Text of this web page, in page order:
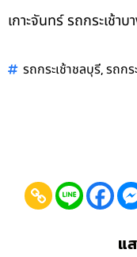
เกาะจันทร์ รถกระเช้าบ
รถกระเช้าชลบุรี,รถกร
แ